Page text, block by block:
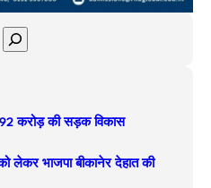
करोड़ की सड़क विकास
लेकर भाजपा बीकानेर देहात की